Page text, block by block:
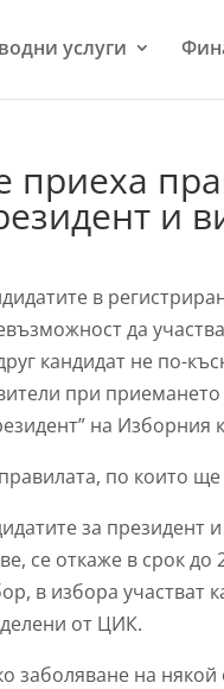
услуги
приеха
и
в
да
кандидат не по-
при
на Изборния
по които
за
се откаже в срок
в избора участват
от ЦИК.
заболяване на